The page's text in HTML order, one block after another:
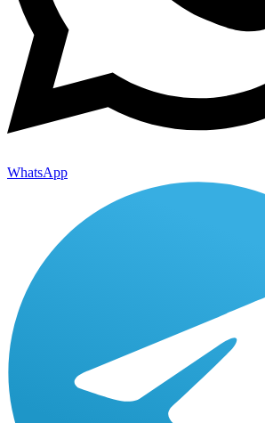
WhatsApp